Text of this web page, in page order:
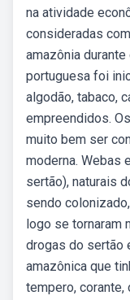
na atividade
consideradas
amazônia
portuguesa foi
algodão, tabaco,
empreendidos.
muito bem ser
moderna. Webas
sertão), naturais
sendo
logo se tornaram
drogas do sertão
amazônica que
tempero,